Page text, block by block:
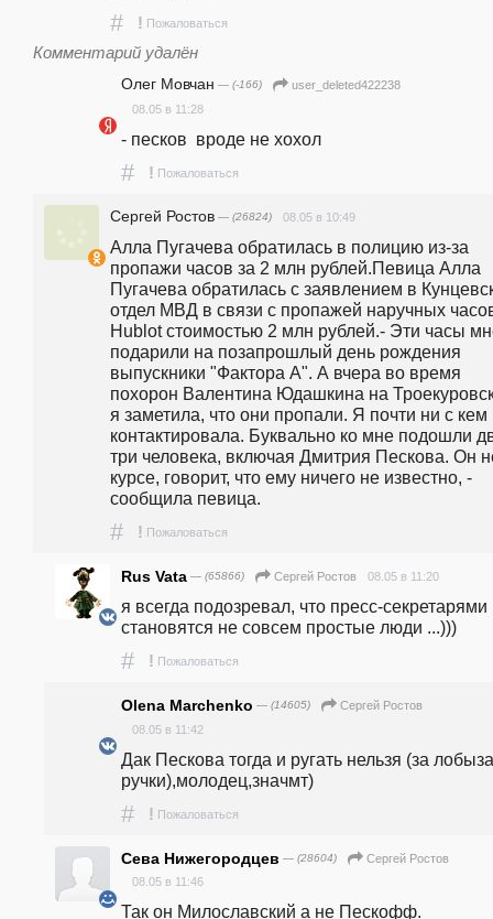
# ! Пожаловаться
Комментарий удалён
Олег Мовчан — (-166)
user_deleted422238
08.05 в 11:28
- песков  вроде не хохол
# ! Пожаловаться
Сергей Ростов — (26824) 08.05 в 10:49
Алла Пугачева обратилась в полицию из-за
пропажи часов за 2 млн рублей.Певица Алла
Пугачева обратилась с заявлением в
отдел МВД в связи с пропажей наручных
Hublot стоимостью 2 млн рублей.- Эти часы
подарили на позапрошлый день рождения
выпускники "Фактора А". А вчера во время
похорон Валентина Юдашкина на
я заметила, что они пропали. Я почти ни с кем
контактировала. Буквально ко мне подошли
три человека, включая Дмитрия Пескова. Он
курсе, говорит, что ему ничего не известно, -
сообщила певица.
# ! Пожаловаться
Rus Vata — (65866) Сергей Ростов 08.05 в 11:20
я всегда подозревал, что пресс-секретарями
становятся не совсем простые люди ...)))
# ! Пожаловаться
Olena Marchenko — (14605)
Сергей Ростов
08.05 в 11:42
Дак Пескова тогда и ругать нельзя (за
ручки),молодец,значмт)
# ! Пожаловаться
Сева Нижегородцев — (28604)
Сергей Ростов
08.05 в 11:46
Так он Милославский а не Пескофф.